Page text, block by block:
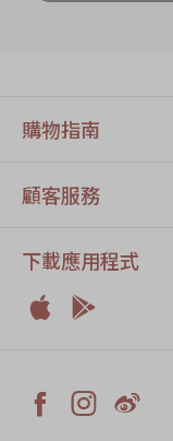
  
購物指南
顧客服務
下載應用程式

